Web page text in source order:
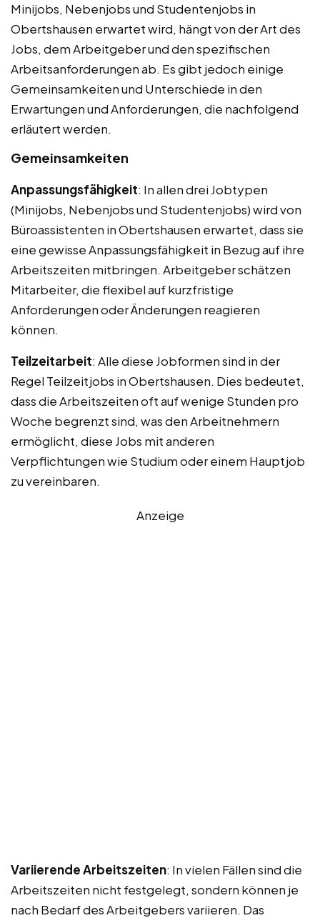
Minijobs, Nebenjobs und Studentenjobs in
Obertshausen erwartet wird, hängt von der Art des
Jobs, dem Arbeitgeber und den spezifischen
Arbeitsanforderungen ab. Es gibt jedoch einige
Gemeinsamkeiten und Unterschiede in den
Erwartungen und Anforderungen, die nachfolgend
erläutert werden.
Gemeinsamkeiten
Anpassungsfähigkeit: In allen drei Jobtypen
(Minijobs, Nebenjobs und Studentenjobs) wird von
Büroassistenten in Obertshausen erwartet, dass sie
eine gewisse Anpassungsfähigkeit in Bezug auf ihre
Arbeitszeiten mitbringen. Arbeitgeber schätzen
Mitarbeiter, die flexibel auf kurzfristige
Anforderungen oder Änderungen reagieren
können.
Teilzeitarbeit: Alle diese Jobformen sind in der
Regel Teilzeitjobs in Obertshausen. Dies bedeutet,
dass die Arbeitszeiten oft auf wenige Stunden pro
Woche begrenzt sind, was den Arbeitnehmern
ermöglicht, diese Jobs mit anderen
Verpflichtungen wie Studium oder einem Hauptjob
zu vereinbaren.
Anzeige
Variierende Arbeitszeiten: In vielen Fällen sind die
Arbeitszeiten nicht festgelegt, sondern können je
nach Bedarf des Arbeitgebers variieren. Das